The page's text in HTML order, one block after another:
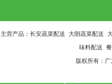
主营产品：长安蔬菜配送 大朗蔬菜配送
味料配送
版权所有：